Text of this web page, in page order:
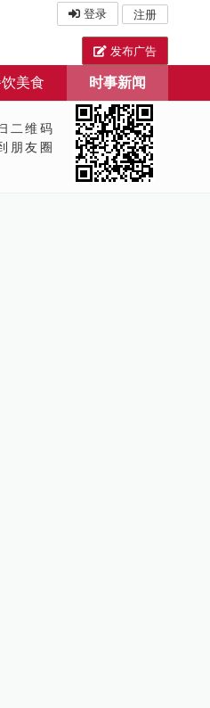
登录 注册
发布广告
美食 时事新闻
二维码
朋友圈